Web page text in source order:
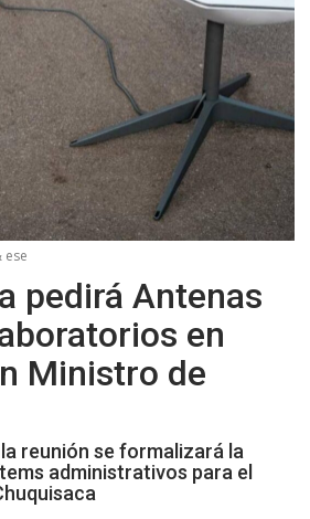
ese
pedirá Antenas
en
Ministro de
reunión se formalizará la
administrativos para el